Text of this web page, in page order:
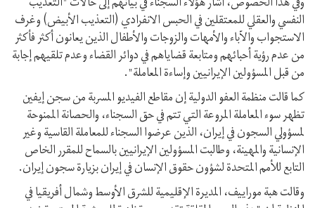
النفسي والعقلي للمعتقلين في الحبس الانفرادي (التعذيب الأبيض) وغرف
الاستجواب والآباء والأمهات والزوجات والأطفال الذين يعانون أكثر فأكثر
من عدم رؤية أحبائهم ومتابعة قضاياهم في دوائر القضاء وعدم تلقيهم إجابة
من قبل المسؤولين الإيرانيين وإساءة المعاملة".
كما قالت منظمة العفو الدولية إن مقاطع الفيديو المسربة من سجن إيفين
تظهر سوء المعاملة المروعة التي تتم في حق السجناء، والحصانة الممنوحة
لمسؤولي السجون في إيران، الذين عرضوا السجناء للمعاملة القاسية وغير
الإنسانية والمهينة، وطالبت المسؤولين الإيرانيين بالسماح للمقرر الخاص
التابع للأمم المتحدة لشؤون حقوق الإنسان في إيران بزيارة سجون إيران.
وقالت هبة موراييف، المديرة الإقليمية للشرق الأوسط وشمال أفريقيا في